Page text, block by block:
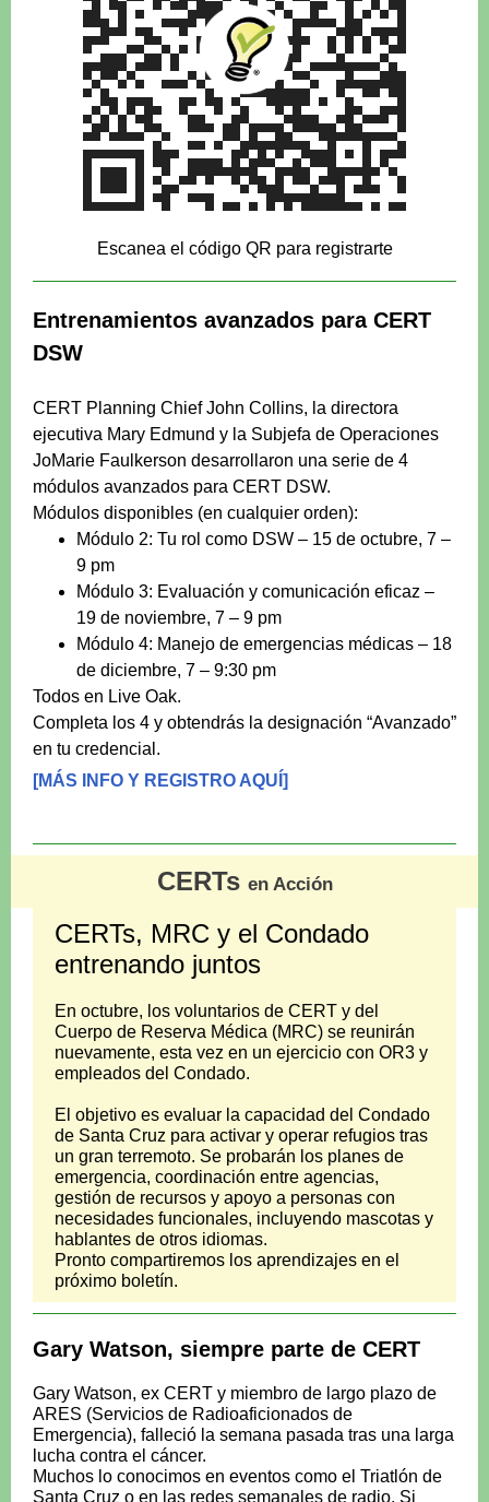
Escanea el código QR para registrarte
Entrenamientos avanzados para CERT
DSW
CERT Planning Chief John Collins, la directora
ejecutiva Mary Edmund y la Subjefa de Operaciones
JoMarie Faulkerson desarrollaron una serie de 4
módulos avanzados para CERT DSW.
Módulos disponibles (en cualquier orden):
Módulo 2: Tu rol como DSW – 15 de octubre, 7 –
9 pm
Módulo 3: Evaluación y comunicación eficaz –
19 de noviembre, 7 – 9 pm
Módulo 4: Manejo de emergencias médicas – 18
de diciembre, 7 – 9:30 pm
Todos en Live Oak.
Completa los 4 y obtendrás la designación “Avanzado”
en tu credencial.
[MÁS INFO Y REGISTRO AQUÍ]
CERTs en Acción
CERTs, MRC y el Condado
entrenando juntos
En octubre, los voluntarios de CERT y del
Cuerpo de Reserva Médica (MRC) se reunirán
nuevamente, esta vez en un ejercicio con OR3 y
empleados del Condado.
El objetivo es evaluar la capacidad del Condado
de Santa Cruz para activar y operar refugios tras
un gran terremoto. Se probarán los planes de
emergencia, coordinación entre agencias,
gestión de recursos y apoyo a personas con
necesidades funcionales, incluyendo mascotas y
hablantes de otros idiomas.
Pronto compartiremos los aprendizajes en el
próximo boletín.
Gary Watson, siempre parte de CERT
Gary Watson, ex CERT y miembro de largo plazo de
ARES (Servicios de Radioaficionados de
Emergencia), falleció la semana pasada tras una larga
lucha contra el cáncer.
Muchos lo conocimos en eventos como el Triatlón de
Santa Cruz o en las redes semanales de radio. Si